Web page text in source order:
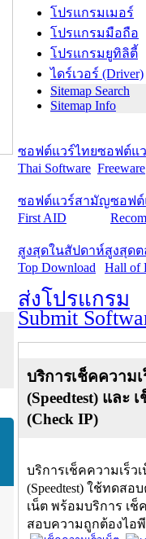
โปรแกรมเมอร์
โปรแกรมมือถือ
โปรแกรมยูทิลิตี้
ไดร์เวอร์ (Driver)
Sitemap Search
Sitemap Info
ซอฟต์แวร์ไทย
Thai Software
ซอฟต์แ
Freeware
ซอฟต์แวร์สามัญ
First AID
ซอฟต์
สูงสุดในสัปดาห์
Top Download
สูงสุด
Hall of
ส่งโปรแกรม
Submit
บริการเช็คความเ
(Speedtest) และ
(Check IP)
บริการเช็คความเร็ว
(Speedtest) ใช้ทดสอ
เน็ต พร้อมบริการ เช็
สอบความถูกต้องไอ